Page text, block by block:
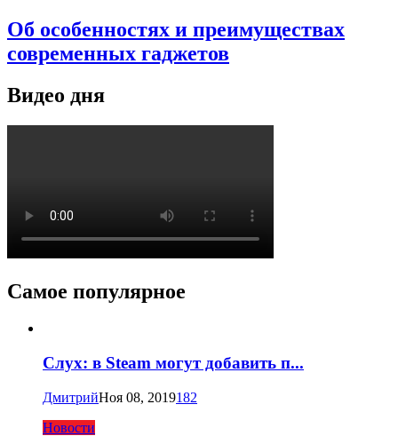
Об особенностях и преимуществах
современных гаджетов
Видео дня
Самое популярное
Слух: в Steam могут добавить п...
ДмитрийНоя 08, 2019182
Новости